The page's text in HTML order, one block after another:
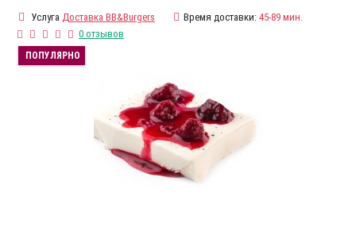
Услуга Доставка BB&Burgers Время доставки: 45-89 мин.
0 отзывов
ПОПУЛЯРНО